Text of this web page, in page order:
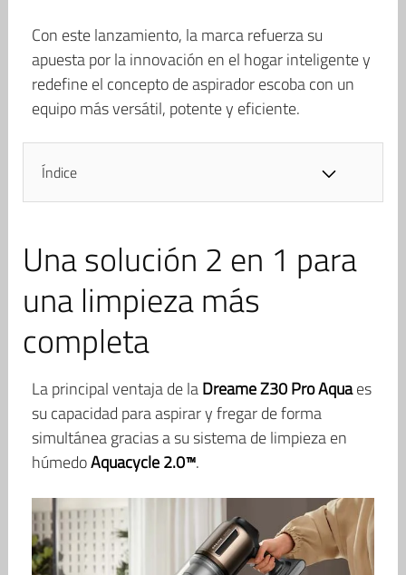
Con este lanzamiento, la marca refuerza su
apuesta por la innovación en el hogar inteligente y
redefine el concepto de aspirador escoba con un
equipo más versátil, potente y eficiente.
Índice
Una solución 2 en 1 para
una limpieza más
completa
La principal ventaja de laDreame Z30 Pro Aquaes
su capacidad para aspirar y fregar de forma
simultánea gracias a su sistema de limpieza en
húmedoAquacycle 2.0™.